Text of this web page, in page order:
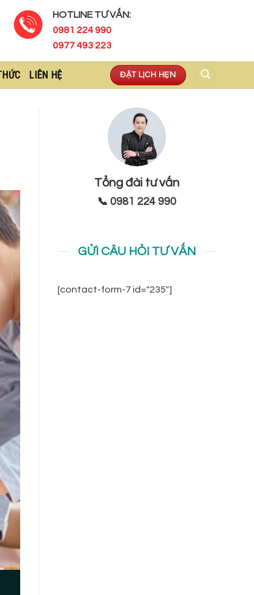
HOTLINE TƯ VẤN:
0981 224 990
0977 493 223
LIÊN HỆ ĐẶT LỊCH HẸN
Tổng đài tư vấn
📞 0981 224 990
GỬI CÂU HỎI TƯ VẤN
[contact-form-7 id="235"]